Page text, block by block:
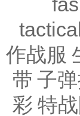
作战服
带 子
彩 特